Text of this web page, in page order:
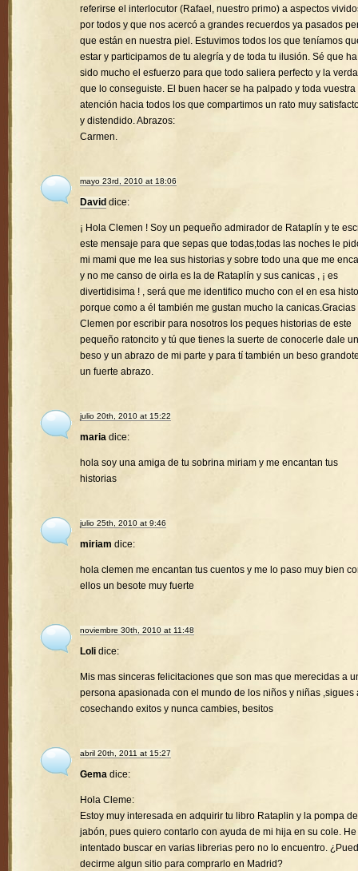
referirse el interlocutor (Rafael, nuestro primo) a aspectos
por todos y que nos acercó a grandes recuerdos ya pasados
que están en nuestra piel. Estuvimos todos los que teníamos
estar y participamos de tu alegría y de toda tu ilusión. Sé que ha
sido mucho el esfuerzo para que todo saliera perfecto y la
que lo conseguiste. El buen hacer se ha palpado y toda vuestra
atención hacia todos los que compartimos un rato muy
y distendido. Abrazos:
Carmen.
mayo 23rd, 2010 at 18:06
David dice:
¡ Hola Clemen ! Soy un pequeño admirador de Rataplín y te
este mensaje para que sepas que todas,todas las noches le
mi mami que me lea sus historias y sobre todo una que me
y no me canso de oirla es la de Rataplín y sus canicas , ¡ es
divertidisima ! , será que me identifico mucho con el en esa
porque como a él también me gustan mucho la canicas.Gracias
Clemen por escribir para nosotros los peques historias de este
pequeño ratoncito y tú que tienes la suerte de conocerle dale un
beso y un abrazo de mi parte y para tí también un beso
un fuerte abrazo.
julio 20th, 2010 at 15:22
maria dice:
hola soy una amiga de tu sobrina miriam y me encantan tus
historias
julio 25th, 2010 at 9:46
miriam dice:
hola clemen me encantan tus cuentos y me lo paso muy bien
ellos un besote muy fuerte
noviembre 30th, 2010 at 11:48
Loli dice:
Mis mas sinceras felicitaciones que son mas que merecidas a
persona apasionada con el mundo de los niños y niñas ,sigues
cosechando exitos y nunca cambies, besitos
abril 20th, 2011 at 15:27
Gema dice:
Hola Cleme:
Estoy muy interesada en adquirir tu libro Rataplin y la pompa de
jabón, pues quiero contarlo con ayuda de mi hija en su cole. He
intentado buscar en varias librerias pero no lo encuentro.
decirme algun sitio para comprarlo en Madrid?